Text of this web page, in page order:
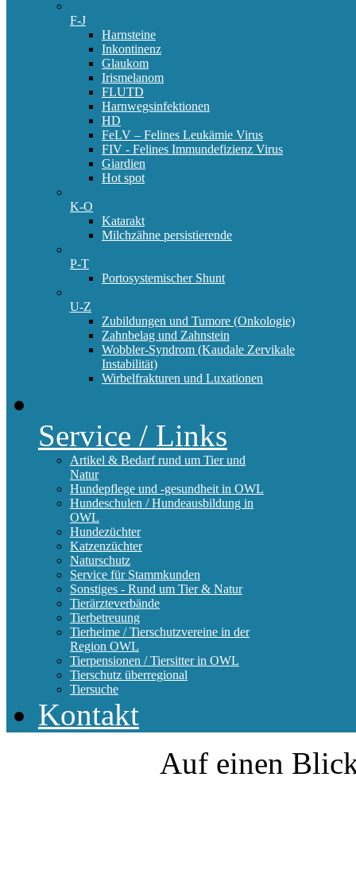
F-J
Harnsteine
Inkontinenz
Glaukom
Irismelanom
FLUTD
Harnwegsinfektionen
HD
FeLV – Felines Leukämie Virus
FIV - Felines Immundefizienz Virus
Giardien
Hot spot
K-O
Katarakt
Milchzähne persistierende
P-T
Portosystemischer Shunt
U-Z
Zubildungen und Tumore (Onkologie)
Zahnbelag und Zahnstein
Wobbler-Syndrom (Kaudale Zervikale
Instabilität)
Wirbelfrakturen und Luxationen
Service / Links
Artikel & Bedarf rund um Tier und
Natur
Hundepflege und -gesundheit in OWL
Hundeschulen / Hundeausbildung in
OWL
Hundezüchter
Katzenzüchter
Naturschutz
Service für Stammkunden
Sonstiges - Rund um Tier & Natur
Tierärzteverbände
Tierbetreuung
Tierheime / Tierschutzvereine in der
Region OWL
Tierpensionen / Tiersitter in OWL
Tierschutz überregional
Tiersuche
Kontakt
Auf einen